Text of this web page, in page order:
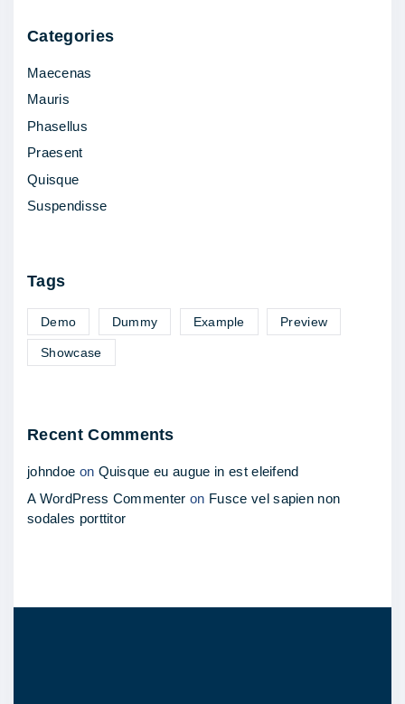
Categories
Maecenas
Mauris
Phasellus
Praesent
Quisque
Suspendisse
Tags
Demo Dummy Example Preview
Showcase
Recent Comments
johndoe on Quisque eu augue in est eleifend
A WordPress Commenter on Fusce vel sapien non
sodales porttitor